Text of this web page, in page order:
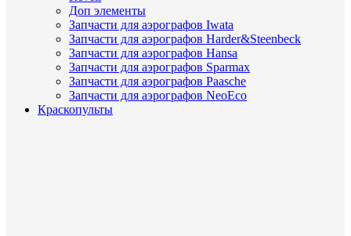
Доп элементы
Запчасти для аэрографов Iwata
Запчасти для аэрографов Harder&Steenbeck
Запчасти для аэрографов Hansa
Запчасти для аэрографов Sparmax
Запчасти для аэрографов Paasche
Запчасти для аэрографов NeoEco
Краскопульты